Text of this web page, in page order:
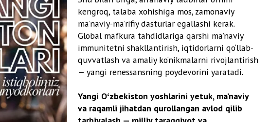
Yurist | Yosh lider | Volontyor | Huquqiy savodxonlik
targ‘ibotchisi
AHMADJONOV AZIMJON
MAXAMMADJON O‘G‘LI
Magistratura va Sirtqi ta’lim fakulteti, 4-
bosqich talabasi